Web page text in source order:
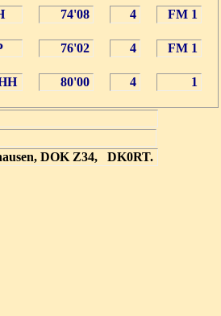
74'08 4 FM 1
76'02 4 FM 1
80'00 4 1
DOK Z34, DK0RT.